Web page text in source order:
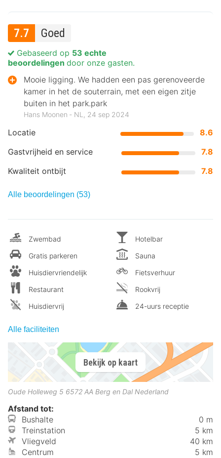
7.7 Goed
Locatie
8.6
Gastvrijheid en service
7.8
Kwaliteit ontbijt
7.8
Gebaseerd op 53 echte
beoordelingen door onze gasten.
Mooie ligging. We hadden een pas gerenoveerde
kamer in het de souterrain, met een eigen zitje
buiten in het park.park
Hans Moonen ‐ NL, 24 sep 2024
Alle beoordelingen (53)
Zwembad
Gratis parkeren
Huisdiervriendelijk
Restaurant
Huisdiervrij
Hotelbar
Sauna
Fietsverhuur
Rookvrij
24-uurs receptie
Alle faciliteiten
Bekijk op kaart
Oude Holleweg 5 6572 AA Berg en Dal Nederland
Afstand tot:
Bushalte
0 m
Treinstation
5 km
Vliegveld
40 km
Centrum
5 km